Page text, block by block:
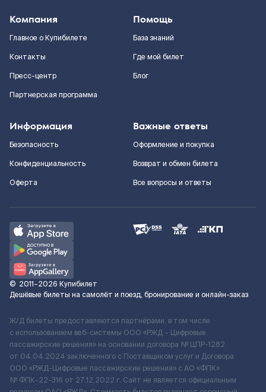
Компания
Главное о Купибилете
Контакты
Пресс-центр
Партнерская программа
Помощь
База знаний
Где мой билет
Блог
Информация
Безопасность
Конфиденциальность
Оферта
Важные ответы
Оформление и покупка
Возврат и обмен билета
Все вопросы и ответы
© 2011–2026 Купибилет
Дешёвые билеты на самолёт и поезд, бронирование и онлайн-заказ
Ж/Д билеты предоставляются партнёрами, в том числе
с использованием веб-системы ООО «РЖД – Цифровые
пассажирские решения» на основании договора № ЦПР-1282
от 04.04.2024 заключенного с Поставщиком услуг и Договора
ООО «РЖД-Цифровые пассажирские решения» c АО «ФПК»
№ ФПК-22-316 от 27.12.2022 г. Сайт не является официальным